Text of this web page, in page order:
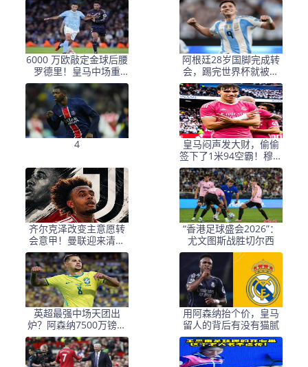
6000 万欧敲定金球后腰
罗德里！皇马中场重
构，西甲争冠格局彻底
改写
阿根廷28岁国脚完成转
会，踢完世界杯就被卖
了！离开西甲加盟意甲
4
皇马闷声发大财，偷偷
签下了1米94空霸！穆里
尼奥声称半年踢爆西甲
齐尔克泽改变主意愿转
会意甲！曼联迎来清洗
良机，或因拉什福德回
归
“香港足球盛会2026”：
尤文图斯战胜切尔西
英超最强中场天团出
炉？阿森纳7500万镑签
吉马良斯，赖斯不孤单
了
用阿森纳抬个价，皇马
留人的背后有没有猫腻